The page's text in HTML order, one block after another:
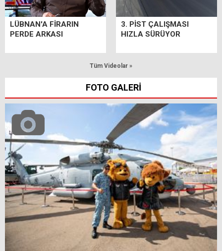
LÜBNAN'A FİRARIN
PERDE ARKASI
3. PİST ÇALIŞMASI
HIZLA SÜRÜYOR
Tüm Videolar »
FOTO GALERİ